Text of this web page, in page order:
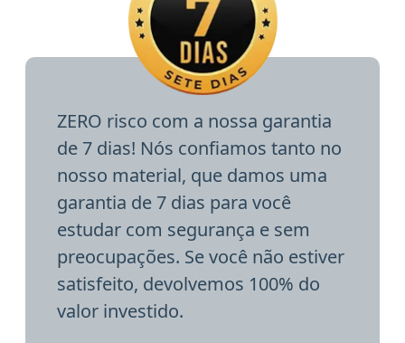
ZERO risco com a nossa garantia
de 7 dias! Nós confiamos tanto no
nosso material, que damos uma
garantia de 7 dias para você
estudar com segurança e sem
preocupações. Se você não estiver
satisfeito, devolvemos 100% do
valor investido.